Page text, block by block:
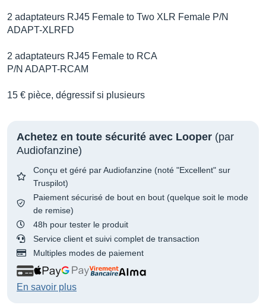
2 adaptateurs RJ45 Female to Two XLR Female P/N
ADAPT-XLRFD
2 adaptateurs RJ45 Female to RCA
P/N ADAPT-RCAM
15 € pièce, dégressif si plusieurs
Achetez en toute sécurité avec Looper (par
Audiofanzine)
Conçu et géré par Audiofanzine (noté "Excellent" sur
Truspilot)
Paiement sécurisé de bout en bout (quelque soit le mode
de remise)
48h pour tester le produit
Service client et suivi complet de transaction
Multiples modes de paiement
En savoir plus